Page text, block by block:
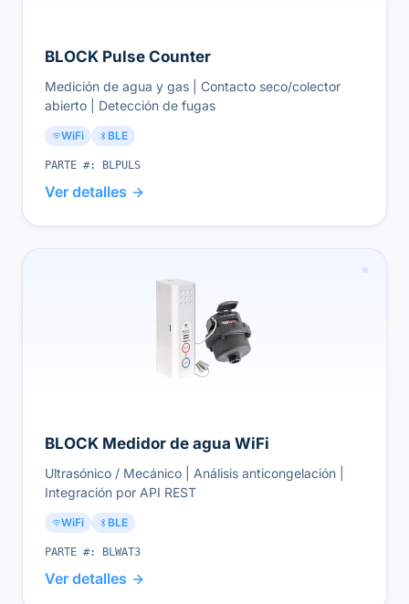
BLOCK Pulse Counter
Medición de agua y gas | Contacto seco/colector
abierto | Detección de fugas
WiFi BLE
PARTE #: BLPULS
Ver detalles
BLOCK Medidor de agua WiFi
Ultrasónico / Mecánico | Análisis anticongelación |
Integración por API REST
WiFi BLE
PARTE #: BLWAT3
Ver detalles